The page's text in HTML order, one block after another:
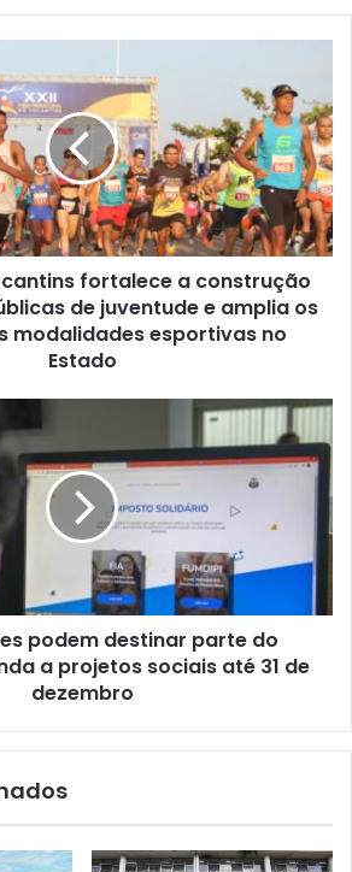
b
s
i
t
e
fortalece a construção
de juventude e amplia os
modalidades esportivas no
Estado
podem destinar parte do
a projetos sociais até 31 de
dezembro